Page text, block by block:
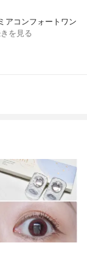
コンフォートワン
を見る